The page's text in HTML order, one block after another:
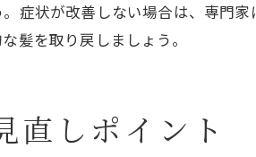
症状が改善しない場合は、専門
髪を取り戻しましょう。
直しポイント